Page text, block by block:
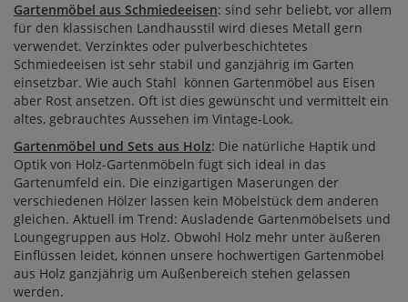
Gartenmöbel aus Schmiedeeisen: sind sehr beliebt, vor allem
für den klassischen Landhausstil wird dieses Metall gern
verwendet. Verzinktes oder pulverbeschichtetes
Schmiedeeisen ist sehr stabil und ganzjährig im Garten
einsetzbar. Wie auch Stahl können Gartenmöbel aus Eisen
aber Rost ansetzen. Oft ist dies gewünscht und vermittelt ein
altes, gebrauchtes Aussehen im Vintage-Look.
Gartenmöbel und Sets aus Holz: Die natürliche Haptik und
Optik von Holz-Gartenmöbeln fügt sich ideal in das
Gartenumfeld ein. Die einzigartigen Maserungen der
verschiedenen Hölzer lassen kein Möbelstück dem anderen
gleichen. Aktuell im Trend: Ausladende Gartenmöbelsets und
Loungegruppen aus Holz. Obwohl Holz mehr unter äußeren
Einflüssen leidet, können unsere hochwertigen Gartenmöbel
aus Holz ganzjährig um Außenbereich stehen gelassen
werden.